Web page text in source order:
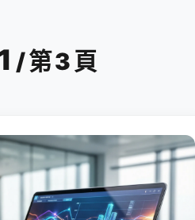
/ 第 3 頁